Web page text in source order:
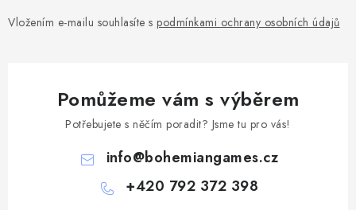
Vložením e-mailu souhlasíte s podmínkami ochrany osobních údajů
Pomůžeme vám s výběrem
Potřebujete s něčím poradit? Jsme tu pro vás!
info@bohemiangames.cz
+420 792 372 398